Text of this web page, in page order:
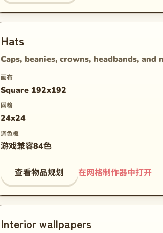
Hats
Caps, beanies, crowns, headbands, and
画布
Square 192x192
网格
24x24
调色板
游戏兼容84色
查看物品规划 在网格制作器中打开
Interior wallpapers